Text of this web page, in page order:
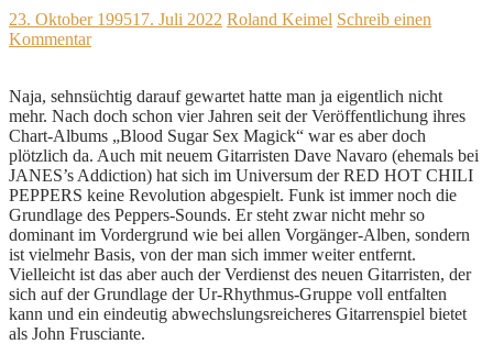
23. Oktober 199517. Juli 2022 Roland Keimel Schreib einen
Kommentar
Naja, sehnsüchtig darauf gewartet hatte man ja eigentlich nicht
mehr. Nach doch schon vier Jahren seit der Veröffentlichung ihres
Chart-Albums „Blood Sugar Sex Magick“ war es aber doch
plötzlich da. Auch mit neuem Gitarristen Dave Navaro (ehemals bei
JANES’s Addiction) hat sich im Universum der RED HOT CHILI
PEPPERS keine Revolution abgespielt. Funk ist immer noch die
Grundlage des Peppers-Sounds. Er steht zwar nicht mehr so
dominant im Vordergrund wie bei allen Vorgänger-Alben, sondern
ist vielmehr Basis, von der man sich immer weiter entfernt.
Vielleicht ist das aber auch der Verdienst des neuen Gitarristen, der
sich auf der Grundlage der Ur-Rhythmus-Gruppe voll entfalten
kann und ein eindeutig abwechslungsreicheres Gitarrenspiel bietet
als John Frusciante.